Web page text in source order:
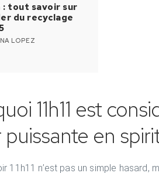
: tout savoir sur
du recyclage
LOPEZ
11h11 est
puissante en
11h11 n’est pas un simple